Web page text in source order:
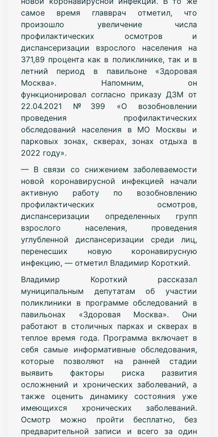
самое время главврач отметил, что
произошло увеличение числа
профилактических осмотров и
диспансеризации взрослого населения на
371,89 процента как в поликлинике, так и в
летний период в павильоне «Здоровая
Москва». Напомним, он
функционировал согласно приказу ДЗМ от
22.04.2021 №399 «О возобновлении
проведения профилактических
обследований населения в МО Москвы и
парковых зонах, скверах, зонах отдыха в
2022 году».
— В связи со снижением заболеваемости
новой коронавирусной инфекцией начали
активную работу по возобновлению
профилактических осмотров,
диспансеризации определенных групп
взрослого населения, проведения
углубленной диспансеризации среди лиц,
перенесших новую коронавирусную
инфекцию, — отметил Владимир Короткий.
Владимир Короткий рассказал
муниципальным депутатам об участии
поликлиники в программе обследований в
павильонах «Здоровая Москва». Они
работают в столичных парках и скверах в
теплое время года. Программа включает в
себя самые информативные обследования,
которые позволяют на ранней стадии
выявить факторы риска развития
осложнений и хронических заболеваний, а
также оценить динамику состояния уже
имеющихся хронических заболеваний.
Осмотр можно пройти бесплатно, без
предварительной записи и всего за один